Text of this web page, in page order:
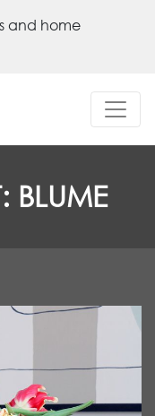
and home
BLUME